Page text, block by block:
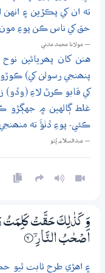
ته ان کي پڪڙين ۽
حق کي ناس ڪن پوءِ مون
— مولانا محمد مدني
هنن کان پھريائين
پنھنجي رسولن کي)
کي قابو ڪرڻ لاءِ (وڏو)
غلط ڳالهين ۾ جهڳڙو
ڪئي. پوءِ ڏٺؤَ ته
— عبدالسلام ڀُٽو
وَكَذٰلِكَ حَقَّتْ كَلِمَتُ
اَصْـحٰبُ النَّارِ ڤ 6‏۝
۽ اهڙي طرح ثابت ٿيو